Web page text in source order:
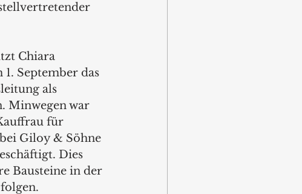
Chiara
September das
als
Minwegen war
für
Giloy & Söhne
Dies
Bausteine in der